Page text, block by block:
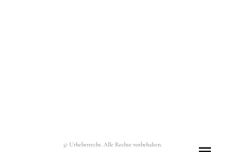
© Urheberrecht. Alle Rechte vorbehalten.